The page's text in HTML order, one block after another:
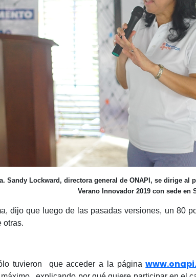
Sandy Lockward, directora general de ONAPI, se dirige al
Verano Innovador 2019 con sede en
dijo que luego de las pasadas versiones, un 80
otras.
tuvieron que acceder a la página